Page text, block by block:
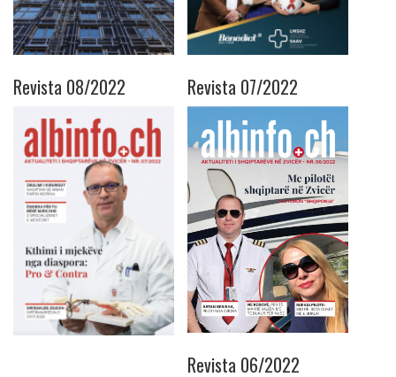
Revista 08/2022 Revista 07/2022
Revista 06/2022